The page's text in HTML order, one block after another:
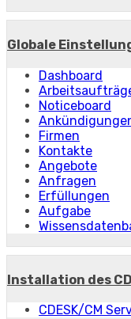
Globale
Dashboard
Noticeboard
Firmen
Kontakte
Angebote
Anfragen
Erfüllungen
Aufgabe
Installation des
CDESK/CM